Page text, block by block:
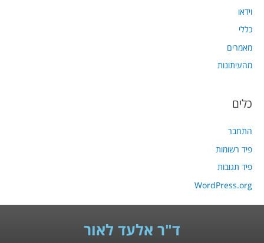
וידאו
כללי
מאמרים
מהעיתונות
כלים
התחבר
פיד רשומות
פיד תגובות
WordPress.org
ד"ר אלעד לאור